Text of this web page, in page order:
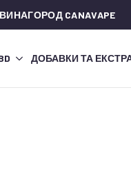
CANAVAPE
ДОБАВКИ ТА